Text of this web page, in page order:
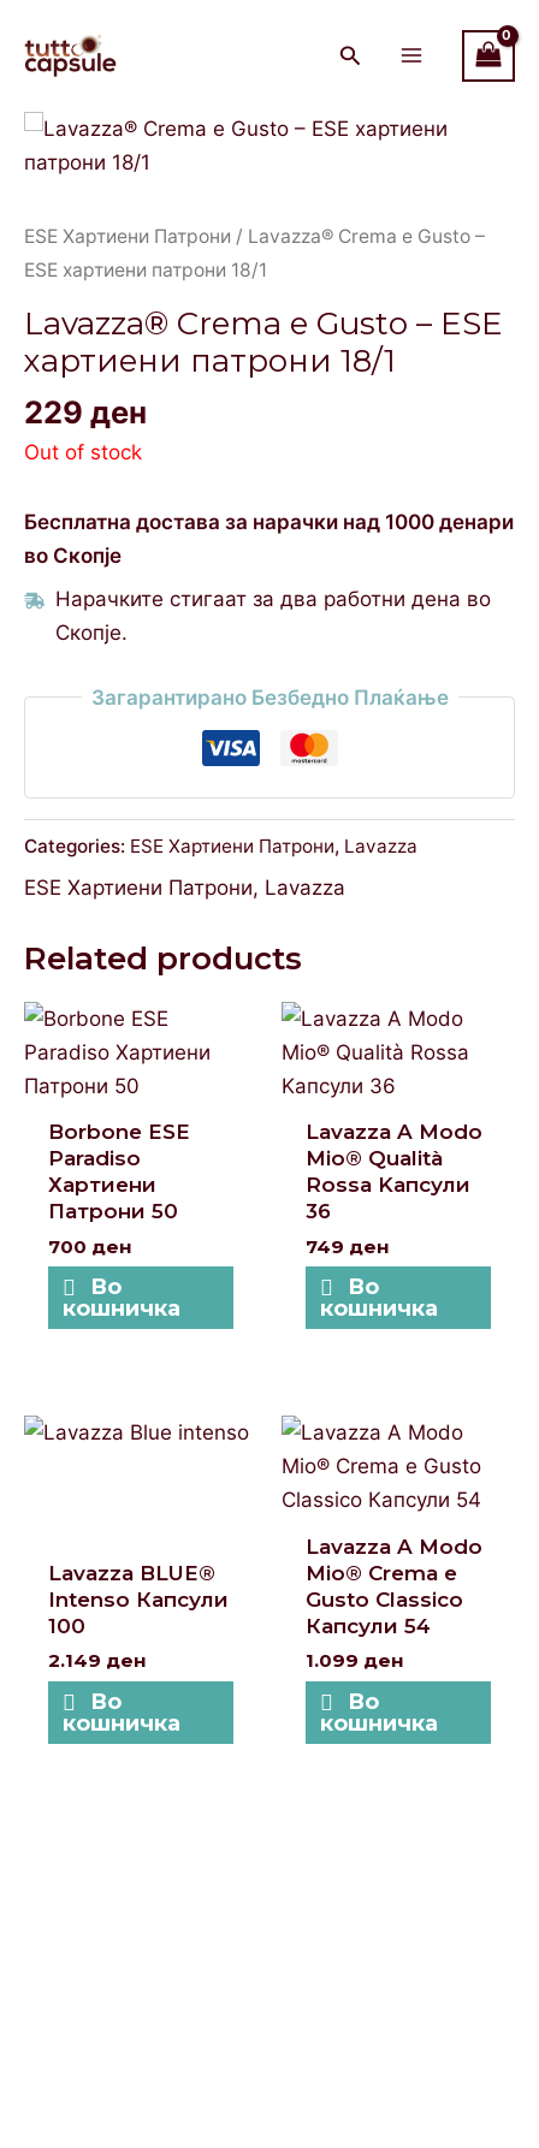
content
Main
Menu
ESE Хартиени Патрони / Lavazza® Crema e Gusto –
ESE хартиени патрони 18/1
Lavazza® Crema e Gusto – ESE
хартиени патрони 18/1
229 ден
Out of stock
Бесплатна достава за нарачки над 1000 денари
во Скопје
Нарачките стигаат за два работни дена во
Скопје.
Загарантирано Безбедно Плаќање
Categories: ESE Хартиени Патрони, Lavazza
ESE Хартиени Патрони, Lavazza
Related products
Borbone ESE
Paradiso
Хартиени
Патрони 50
700 ден
Во
кошничка
Lavazza A Modo
Mio® Qualità
Rossa Kапсули
36
749 ден
Во
кошничка
Lavazza BLUE®
Intenso Капсули
100
2.149 ден
Во
кошничка
Lavazza A Modo
Mio® Crema e
Gusto Classico
Капсули 54
1.099 ден
Во
кошничка